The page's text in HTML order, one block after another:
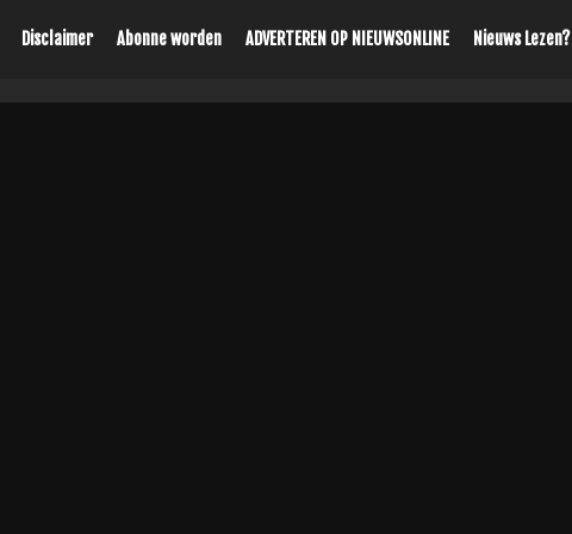
Disclaimer Abonne worden ADVERTEREN OP NIEUWSONLINE Nieuws Lezen?